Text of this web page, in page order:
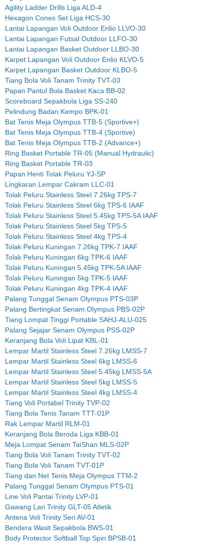
Agility Ladder Drills Liga ALD-4
Hexagon Cones Set Liga HCS-30
Lantai Lapangan Voli Outdoor Enlio LLVO-30
Lantai Lapangan Futsal Outdoor LLFO-30
Lantai Lapangan Basket Outdoor LLBO-30
Karpet Lapangan Voli Outdoor Enlio KLVO-5
Karpet Lapangan Basket Outdoor KLBO-5
Tiang Bola Voli Tanam Trinity TVT-03
Papan Pantul Bola Basket Kaca BB-02
Scoreboard Sepakbola Liga SS-240
Pelindung Badan Kempo BPK-01
Bat Tenis Meja Olympus TTB-5 (Sportive+)
Bat Tenis Meja Olympus TTB-4 (Sportive)
Bat Tenis Meja Olympus TTB-2 (Advance+)
Ring Basket Portable TR-05 (Manual Hydraulic)
Ring Basket Portable TR-03
Papan Henti Tolak Peluru YJ-SP
Lingkaran Lempar Cakram LLC-01
Tolak Peluru Stainless Steel 7.26kg TPS-7
Tolak Peluru Stainless Steel 6kg TPS-6 IAAF
Tolak Peluru Stainless Steel 5.45kg TPS-5A IAAF
Tolak Peluru Stainless Steel 5kg TPS-5
Tolak Peluru Stainless Steel 4kg TPS-4
Tolak Peluru Kuningan 7.26kg TPK-7 IAAF
Tolak Peluru Kuningan 6kg TPK-6 IAAF
Tolak Peluru Kuningan 5.45kg TPK-5A IAAF
Tolak Peluru Kuningan 5kg TPK-5 IAAF
Tolak Peluru Kuningan 4kg TPK-4 IAAF
Palang Tunggal Senam Olympus PTS-03P
Palang Bertingkat Senam Olympus PBS-02P
Tiang Lompat Tinggi Portable SAHJ-ALU-025
Palang Sejajar Senam Olympus PSS-02P
Keranjang Bola Voli Lipat KBL-01
Lempar Martil Stainless Steel 7.26kg LMSS-7
Lempar Martil Stainless Steel 6kg LMSS-6
Lempar Martil Stainless Steel 5.45kg LMSS-5A
Lempar Martil Stainless Steel 5kg LMSS-5
Lempar Martil Stainless Steel 4kg LMSS-4
Tiang Voli Portabel Trinity TVP-02
Tiang Bola Tenis Tanam TTT-01P
Rak Lempar Martil RLM-01
Keranjang Bola Beroda Liga KBB-01
Meja Lompat Senam TaiShan MLS-02P
Tiang Bola Voli Tanam Trinity TVT-02
Tiang Bola Voli Tanam TVT-01P
Tiang dan Net Tenis Meja Olympus TTM-2
Palang Tunggal Senam Olympus PTS-01
Line Voli Pantai Trinity LVP-01
Gawang Lari Trinity GLT-05 Atletik
Antena Voli Trinity Seri AV-01
Bendera Wasit Sepakbola BWS-01
Body Protector Softball Top Spin BPSB-01